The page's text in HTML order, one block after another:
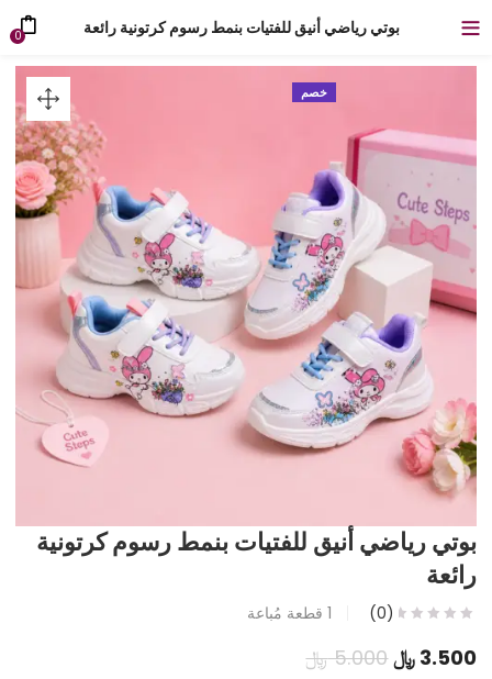
بوتي رياضي أنيق للفتيات بنمط رسوم كرتونية رائعة 0
خصم
بوتي رياضي أنيق للفتيات بنمط رسوم كرتونية
رائعة
(0)
1 قطعة مُباعة
3.500 ﷼السعر
5.000 ﷼السعر